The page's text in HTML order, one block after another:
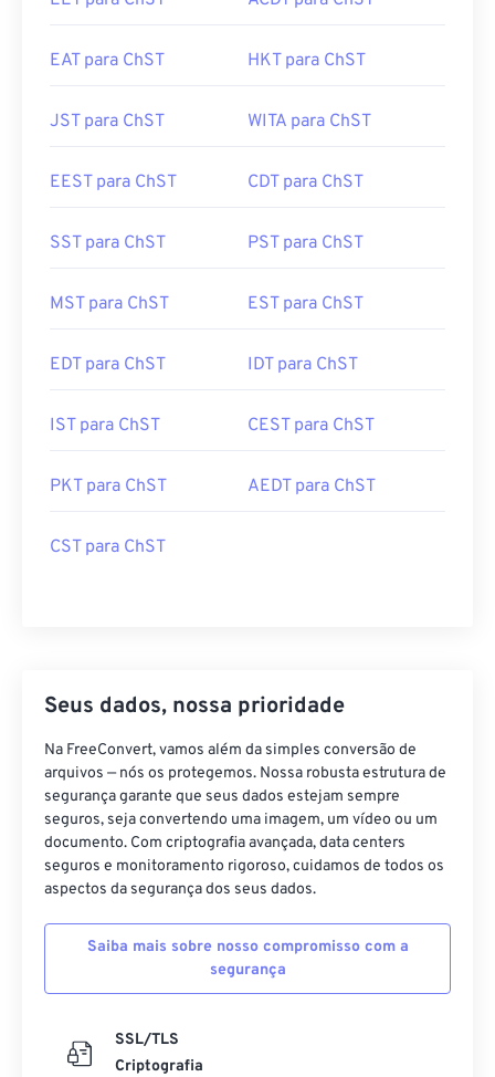
EAT para ChST HKT para ChST
JST para ChST WITA para ChST
EEST para ChST CDT para ChST
SST para ChST PST para ChST
MST para ChST EST para ChST
EDT para ChST IDT para ChST
IST para ChST CEST para ChST
PKT para ChST AEDT para ChST
CST para ChST
Seus dados, nossa prioridade
Na FreeConvert, vamos além da simples conversão de
arquivos — nós os protegemos. Nossa robusta estrutura de
segurança garante que seus dados estejam sempre
seguros, seja convertendo uma imagem, um vídeo ou um
documento. Com criptografia avançada, data centers
seguros e monitoramento rigoroso, cuidamos de todos os
aspectos da segurança dos seus dados.
Saiba mais sobre nosso compromisso com a
segurança
SSL/TLS
Criptografia